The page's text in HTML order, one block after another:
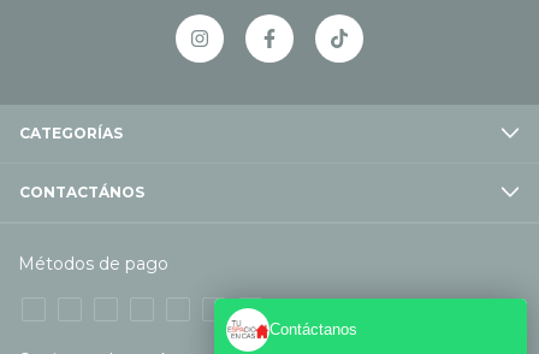
CATEGORÍAS
CONTACTÁNOS
Métodos de pago
Contáctanos